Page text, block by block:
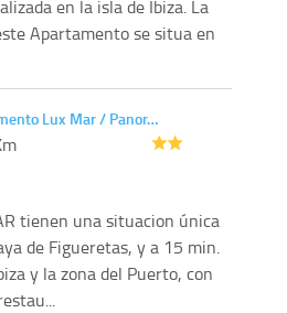
en la isla de Ibiza. La
Apartamento se situa en
Lux Mar / Panor…
tienen una situacion única
de Figueretas, y a 15 min.
y la zona del Puerto, con